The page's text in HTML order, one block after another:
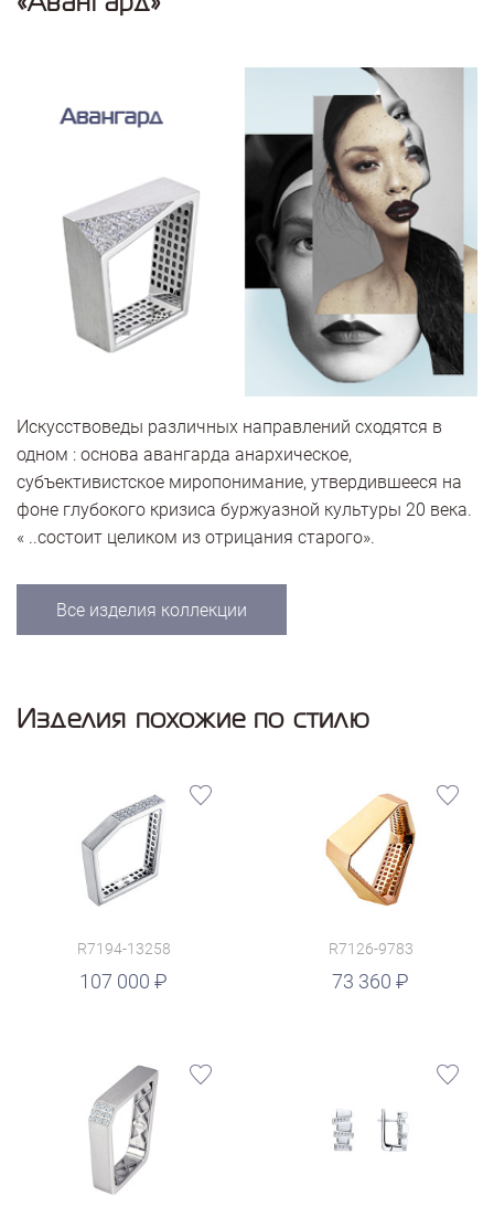
Искусствоведы различных направлений сходятся в
одном : основа авангарда анархическое,
субъективистское миропонимание, утвердившееся на
фоне глубокого кризиса буржуазной культуры 20 века.
« ..состоит целиком из отрицания старого».
Все изделия коллекции
Изделия похожие по стилю
R7194-13258
107 000
R7126-9783
73 360
руб.